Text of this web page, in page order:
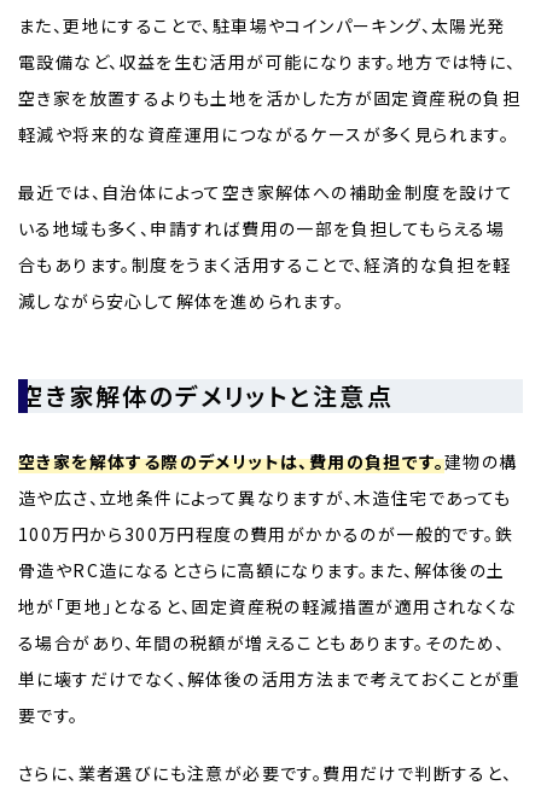
また、更地にすることで、駐車場やコインパーキング、太陽光発
電設備など、収益を生む活用が可能になります。地方では特に、
空き家を放置するよりも土地を活かした方が固定資産税の負担
軽減や将来的な資産運用につながるケースが多く見られます。
最近では、自治体によって空き家解体への補助金制度を設けて
いる地域も多く、申請すれば費用の一部を負担してもらえる場
合もあります。制度をうまく活用することで、経済的な負担を軽
減しながら安心して解体を進められます。
空き家解体のデメリットと注意点
空き家を解体する際のデメリットは、費用の負担です。建物の構
造や広さ、立地条件によって異なりますが、木造住宅であっても
100万円から300万円程度の費用がかかるのが一般的です。鉄
骨造やRC造になるとさらに高額になります。また、解体後の土
地が「更地」となると、固定資産税の軽減措置が適用されなくな
る場合があり、年間の税額が増えることもあります。そのため、
単に壊すだけでなく、解体後の活用方法まで考えておくことが重
要です。
さらに、業者選びにも注意が必要です。費用だけで判断すると、